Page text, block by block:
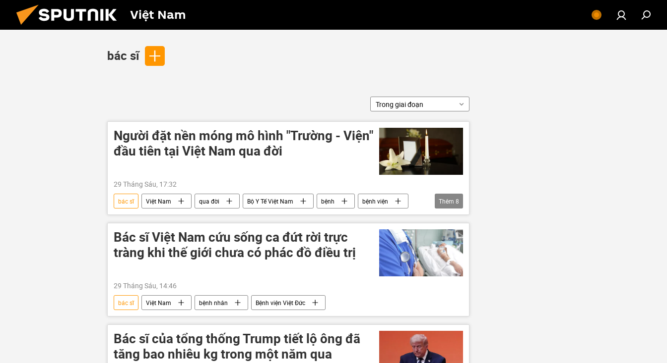
Việt Nam
bác sĩ
Trong giai đoạn
Người đặt nền móng mô hình "Trường - Viện"
đầu tiên tại Việt Nam qua đời
29 Tháng Sáu, 17:32
bác sĩ Việt Nam qua đời Bộ Y Tế Việt Nam bệnh
bệnh viện
sáng tạo
Khoa học Nhà khoa học công nghệ Pháp
Anh
Hà Nội
từ trần
Thêm 8
Bác sĩ Việt Nam cứu sống ca đứt rời trực
tràng khi thế giới chưa có phác đồ điều trị
29 Tháng Sáu, 14:46
bác sĩ Việt Nam bệnh nhân Bệnh viện Việt Đức
Bác sĩ của tổng thống Trump tiết lộ ông đã
tăng bao nhiêu kg trong một năm qua